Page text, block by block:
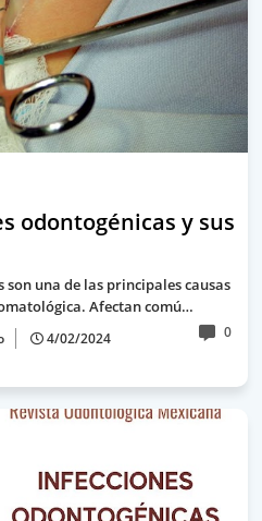
odontogénicas y sus
son una de las principales causas
Afectan comú…
4/02/2024 0